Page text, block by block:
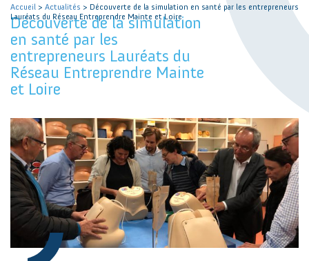
Accueil > Actualités > Découverte de la simulation en santé par les entrepreneurs
Lauréats du Réseau Entreprendre Mainte et Loire
Découverte de la simulation
en santé par les
entrepreneurs Lauréats du
Réseau Entreprendre Mainte
et Loire